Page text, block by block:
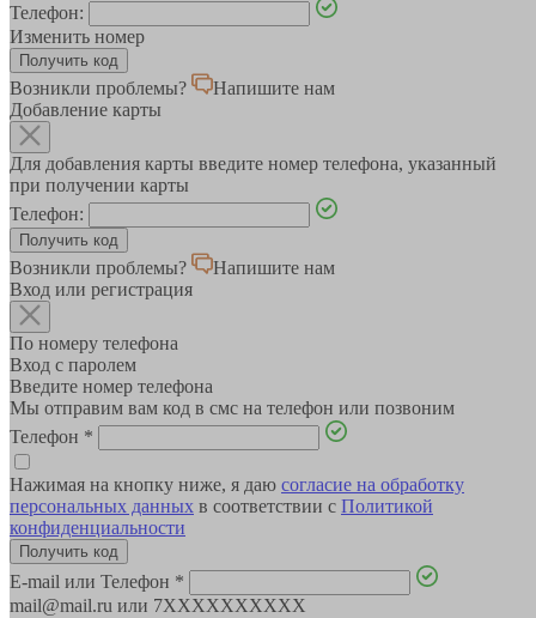
Телефон:
Изменить номер
Возникли проблемы?
Напишите нам
Добавление карты
Для добавления карты введите номер телефона, указанный
при получении карты
Телефон:
Возникли проблемы?
Напишите нам
Вход или регистрация
По номеру телефона
Вход с паролем
Введите номер телефона
Мы отправим вам код в смс на телефон или позвоним
Телефон *
Нажимая на кнопку ниже, я даю согласие на обработку
персональных данных в соответствии с Политикой
конфиденциальности
E-mail или Телефон *
mail@mail.ru или 7XXXXXXXXXX